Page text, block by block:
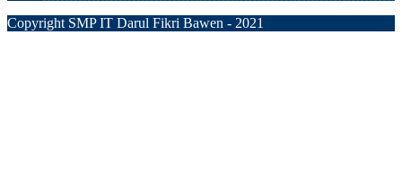
Copyright SMP IT Darul Fikri Bawen - 2021